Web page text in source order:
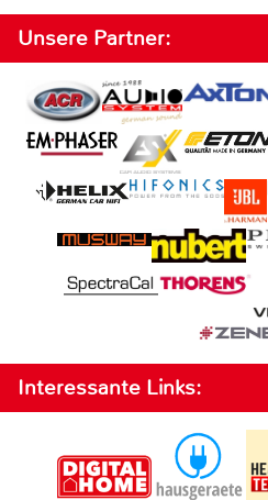
Unsere Partner:
Interessante Links: